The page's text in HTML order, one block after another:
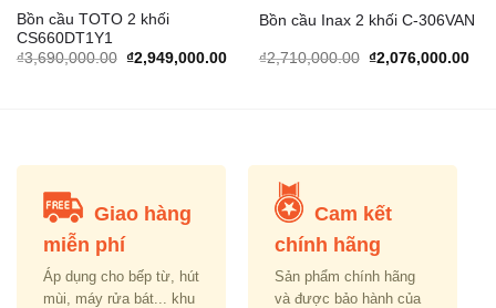
Bồn cầu TOTO 2 khối
CS660DT1Y1
₫3,690,000.00 Original
₫2,949,000.00Current
Bồn cầu Inax 2 khối C-306VAN
₫2,710,000.00 Original
₫2,076,000.00
Giao hàng
miễn phí
Áp dụng cho bếp từ, hút
mùi, máy rửa bát... khu
Cam kết
chính hãng
Sản phẩm chính hãng
và được bảo hành của